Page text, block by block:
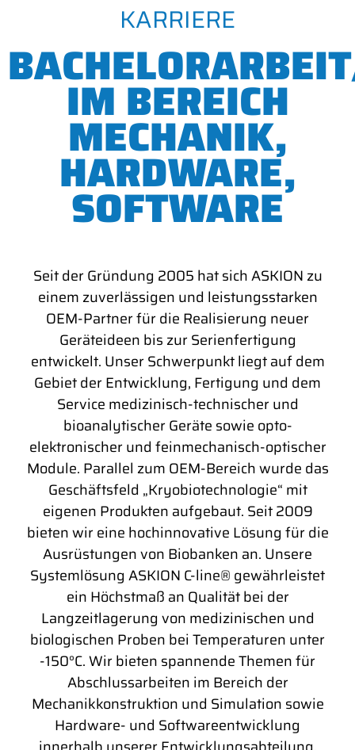
KARRIERE
IM BEREICH
MECHANIK,
HARDWARE,
SOFTWARE
Seit der Gründung 2005 hat sich ASKION zu
einem zuverlässigen und leistungsstarken
OEM-Partner für die Realisierung neuer
Geräteideen bis zur Serienfertigung
entwickelt. Unser Schwerpunkt liegt auf dem
Gebiet der Entwicklung, Fertigung und dem
Service medizinisch-technischer und
bioanalytischer Geräte sowie opto-
elektronischer und feinmechanisch-optischer
Module. Parallel zum OEM-Bereich wurde das
Geschäftsfeld „Kryobiotechnologie“ mit
eigenen Produkten aufgebaut. Seit 2009
bieten wir eine hochinnovative Lösung für die
Ausrüstungen von Biobanken an. Unsere
Systemlösung ASKION C-line® gewährleistet
ein Höchstmaß an Qualität bei der
Langzeitlagerung von medizinischen und
biologischen Proben bei Temperaturen unter
-150°C. Wir bieten spannende Themen für
Abschlussarbeiten im Bereich der
Mechanikkonstruktion und Simulation sowie
Hardware- und Softwareentwicklung